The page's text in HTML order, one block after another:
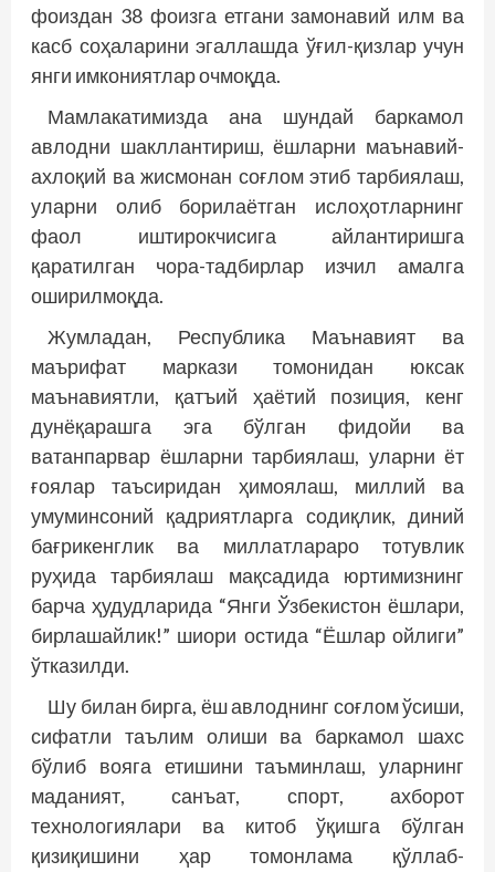
фоиздан 38 фоизга етгани замонавий илм ва
касб соҳаларини эгаллашда ўғил-қизлар учун
янги имкониятлар очмоқда.
Мамлакатимизда ана шундай баркамол
авлодни шакллантириш, ёшларни маънавий-
ахлоқий ва жисмонан соғлом этиб тар­биялаш,
уларни олиб борилаётган ислоҳотларнинг
фаол иштирокчисига айлантиришга
қаратилган чора-тадбирлар изчил амалга
оширилмоқда.
Жумладан, Республика Маънавият ва
маърифат маркази томонидан юксак
маънавиятли, қатъий ҳаётий позиция, кенг
дунёқарашга эга бўлган фидойи ва
ватанпарвар ёшларни тарбиялаш, уларни ёт
ғоя­лар таъсиридан ҳимоялаш, миллий ва
умуминсоний қадриятларга содиқлик, диний
бағрикенглик ва миллатлараро тотувлик
руҳида тарбиялаш мақсадида юртимизнинг
барча ҳудудларида “Янги Ўзбекистон ёшлари,
бирлашайлик!” шиори остида “Ёшлар ойлиги”
ўтказилди.
Шу билан бирга, ёш авлоднинг соғлом ўсиши,
сифатли таълим олиши ва баркамол шахс
бўлиб воя­­га етишини таъминлаш, уларнинг
маданият, санъат, спорт, ахборот
технологиялари ва китоб ўқишга бўлган
қизиқишини ҳар томонлама қўллаб-